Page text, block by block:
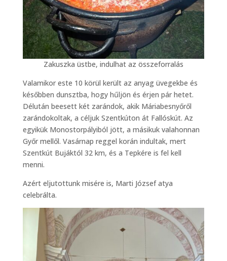
Zakuszka üstbe, indulhat az összeforralás
Valamikor este 10 körül került az anyag üvegekbe és
későbben dunsztba, hogy hűljön és érjen pár hetet.
Délután beesett két zarándok, akik Máriabesnyőről
zarándokoltak, a céljuk Szentkúton át Fallóskút. Az
egyikük Monostorpályiból jött, a másikuk valahonnan
Győr mellől. Vasárnap reggel korán indultak, mert
Szentkút Bujáktól 32 km, és a Tepkére is fel kell
menni.
Azért eljutottunk misére is, Marti József atya
celebrálta.